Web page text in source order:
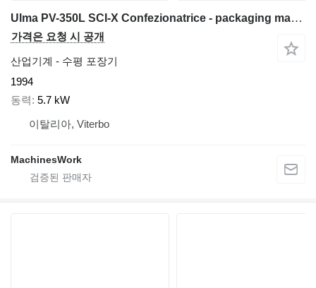
Ulma PV-350L SCI-X Confezionatrice - packaging machine
가격은 요청 시 공개
산업기계 - 수평 포장기
1994
동력 5.7 kW
이탈리아, Viterbo
MachinesWork